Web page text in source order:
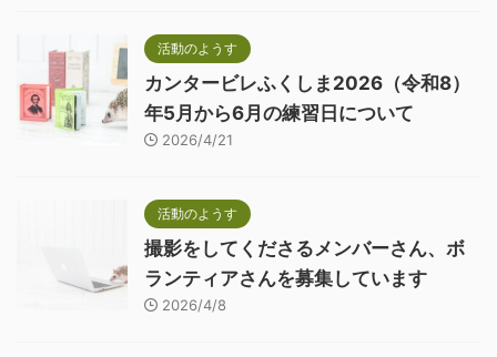
活動のようす
カンタービレふくしま2026（令和8）
年5月から6月の練習日について
2026/4/21
活動のようす
撮影をしてくださるメンバーさん、ボ
ランティアさんを募集しています
2026/4/8